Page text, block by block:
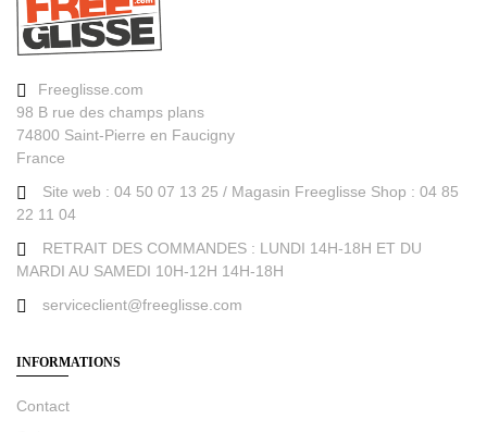
Freeglisse.com
98 B rue des champs plans
74800 Saint-Pierre en Faucigny
France
Site web : 04 50 07 13 25 / Magasin Freeglisse Shop : 04 85
22 11 04
RETRAIT DES COMMANDES : LUNDI 14H-18H ET DU
MARDI AU SAMEDI 10H-12H 14H-18H
serviceclient@freeglisse.com
INFORMATIONS
Contact